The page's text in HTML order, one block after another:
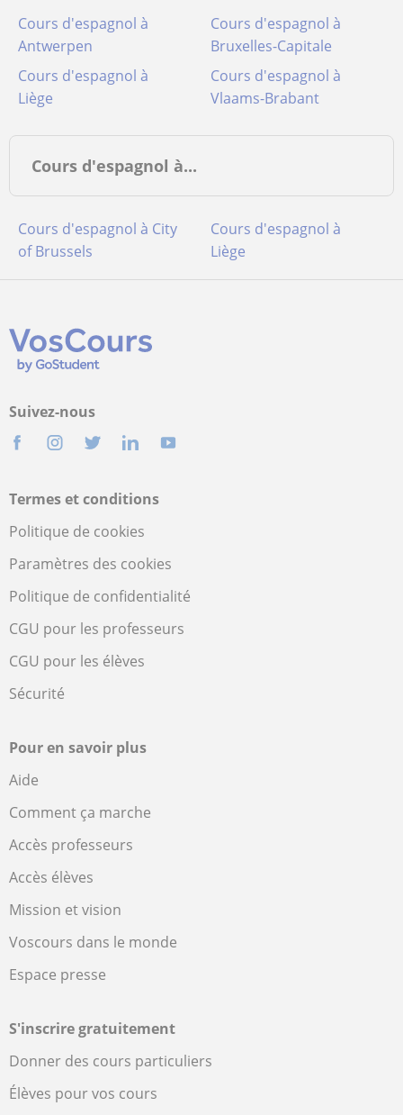
Cours d'espagnol à
Antwerpen
Cours d'espagnol à
Bruxelles-Capitale
Cours d'espagnol à
Liège
Cours d'espagnol à
Vlaams-Brabant
Cours d'espagnol à...
Cours d'espagnol à City
of Brussels
Cours d'espagnol à
Liège
Suivez-nous
Termes et conditions
Politique de cookies
Paramètres des cookies
Politique de confidentialité
CGU pour les professeurs
CGU pour les élèves
Sécurité
Pour en savoir plus
Aide
Comment ça marche
Accès professeurs
Accès élèves
Mission et vision
Voscours dans le monde
Espace presse
S'inscrire gratuitement
Donner des cours particuliers
Élèves pour vos cours